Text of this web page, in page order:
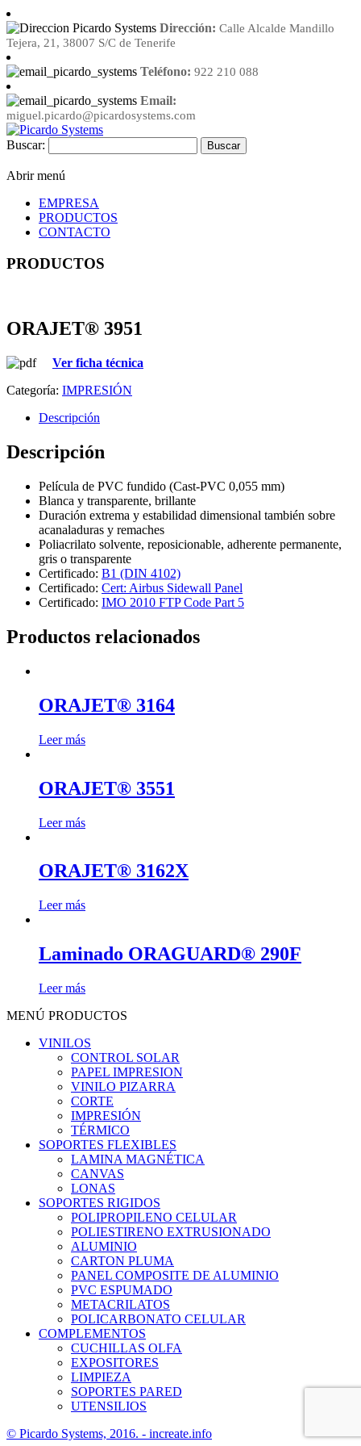
Dirección: Calle Alcalde Mandillo
Tejera, 21, 38007 S/C de Tenerife
Teléfono: 922 210 088
Email:
miguel.picardo@picardosystems.com
Buscar:
Abrir menú
EMPRESA
PRODUCTOS
CONTACTO
PRODUCTOS
ORAJET® 3951
Ver ficha técnica
Categoría: IMPRESIÓN
Descripción
Descripción
Película de PVC fundido (Cast-PVC 0,055 mm)
Blanca y transparente, brillante
Duración extrema y estabilidad dimensional también sobre
acanaladuras y remaches
Poliacrilato solvente, reposicionable, adherente permanente,
gris o transparente
Certificado: B1 (DIN 4102)
Certificado: Cert: Airbus Sidewall Panel
Certificado: IMO 2010 FTP Code Part 5
Productos relacionados
ORAJET® 3164
Leer más
ORAJET® 3551
Leer más
ORAJET® 3162X
Leer más
Laminado ORAGUARD® 290F
Leer más
MENÚ PRODUCTOS
VINILOS
CONTROL SOLAR
PAPEL IMPRESION
VINILO PIZARRA
CORTE
IMPRESIÓN
TÉRMICO
SOPORTES FLEXIBLES
LAMINA MAGNÉTICA
CANVAS
LONAS
SOPORTES RIGIDOS
POLIPROPILENO CELULAR
POLIESTIRENO EXTRUSIONADO
ALUMINIO
CARTON PLUMA
PANEL COMPOSITE DE ALUMINIO
PVC ESPUMADO
METACRILATOS
POLICARBONATO CELULAR
COMPLEMENTOS
CUCHILLAS OLFA
EXPOSITORES
LIMPIEZA
SOPORTES PARED
UTENSILIOS
© Picardo Systems, 2016. - increate.info